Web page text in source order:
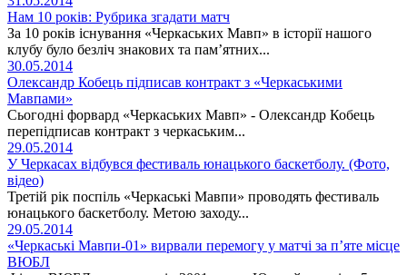
Нам 10 років: Рубрика згадати матч
За 10 років існування «Черкаських Мавп» в історії нашого
клубу було безліч знакових та пам’ятних...
30.05.2014
Олександр Кобець підписав контракт з «Черкаськими
Мавпами»
Сьогодні форвард «Черкаських Мавп» - Олександр Кобець
перепідписав контракт з черкаським...
29.05.2014
У Черкасах відбувся фестиваль юнацького баскетболу. (Фото,
відео)
Третій рік поспіль «Черкаські Мавпи» проводять фестиваль
юнацького баскетболу. Метою заходу...
29.05.2014
«Черкаські Мавпи-01» вирвали перемогу у матчі за п’яте місце
ВЮБЛ